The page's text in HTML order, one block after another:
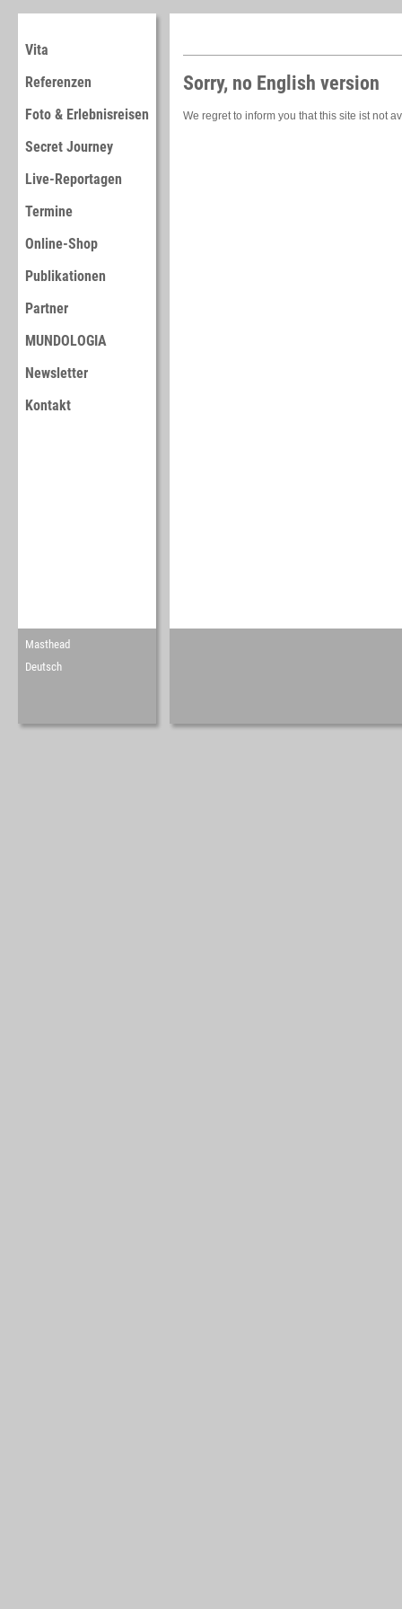
Vita
Referenzen
Foto & Erlebnisreisen
Secret Journey
Live-Reportagen
Termine
Online-Shop
Publikationen
Partner
MUNDOLOGIA
Newsletter
Kontakt
Sorry, no English version
We regret to inform you that this site ist not
Masthead
Deutsch